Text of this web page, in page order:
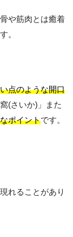
や筋肉とは癒着
。
点のような開口
(さいか)」また
ポイントです。
れることがあり